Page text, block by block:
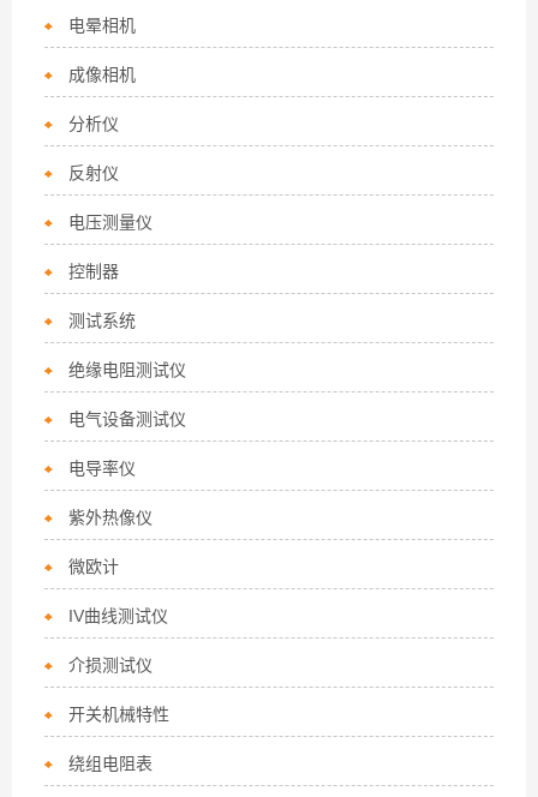
电晕相机
成像相机
分析仪
反射仪
电压测量仪
控制器
测试系统
绝缘电阻测试仪
电气设备测试仪
电导率仪
紫外热像仪
微欧计
IV曲线测试仪
介损测试仪
开关机械特性
绕组电阻表